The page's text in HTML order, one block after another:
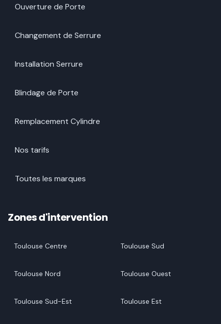
Ouverture de Porte
Changement de Serrure
Installation Serrure
Blindage de Porte
Remplacement Cylindre
Nos tarifs
Toutes les marques
Zones d'intervention
Toulouse Centre Toulouse Sud
Toulouse Nord Toulouse Ouest
Toulouse Sud-Est Toulouse Est